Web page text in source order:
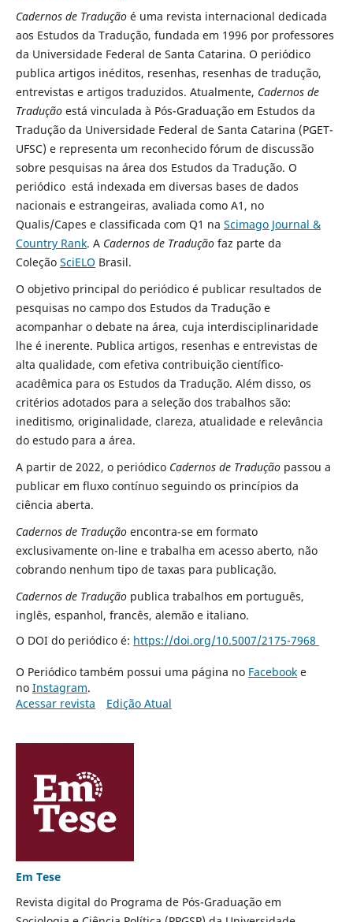
Cadernos de Traduçãoé uma revista internacional dedicada
aos Estudos da Tradução, fundada em 1996 por professores
da Universidade Federal de Santa Catarina. O periódico
publica artigos inéditos, resenhas, resenhas de tradução,
entrevistas e artigos traduzidos. Atualmente, Cadernos de
Traduçãoestá vinculada à Pós-Graduação em Estudos da
Tradução da Universidade Federal de Santa Catarina (PGET-
UFSC) e representa um reconhecido fórum de discussão
sobre pesquisas na área dos Estudos da Tradução. O
periódico está indexada em diversas bases de dados
nacionais e estrangeiras, avaliada como A1, no
Qualis/Capes e classificada com Q1 na Scimago Journal &
Country Rank. A Cadernos de Traduçãofaz parte da
Coleção SciELO Brasil.
O objetivo principal do periódico é publicar resultados de
pesquisas no campo dos Estudos da Tradução e
acompanhar o debate na área, cuja interdisciplinaridade
lhe é inerente. Publica artigos, resenhas e entrevistas de
alta qualidade, com efetiva contribuição científico-
acadêmica para os Estudos da Tradução. Além disso, os
critérios adotados para a seleção dos trabalhos são:
ineditismo, originalidade, clareza, atualidade e relevância
do estudo para a área.
A partir de 2022, o periódico Cadernos de Traduçãopassou a
publicar em fluxo contínuo seguindo os princípios da
ciência aberta.
Cadernos de Traduçãoencontra-se em formato
exclusivamente on-line e trabalha em acesso aberto, não
cobrando nenhum tipo de taxas para publicação.
Cadernos de Traduçãopublica trabalhos em português,
inglês, espanhol, francês, alemão e italiano.
O DOI do periódico é: https://doi.org/10.5007/2175-7968
O Periódico também possui uma página no Facebooke
no Instagram.
Acessar revista
Edição Atual
Em Tese
Revista digital do Programa de Pós-Graduação em